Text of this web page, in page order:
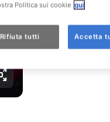
Piazza
Politica sui cookie qui
Rifiuta tutti Accetta